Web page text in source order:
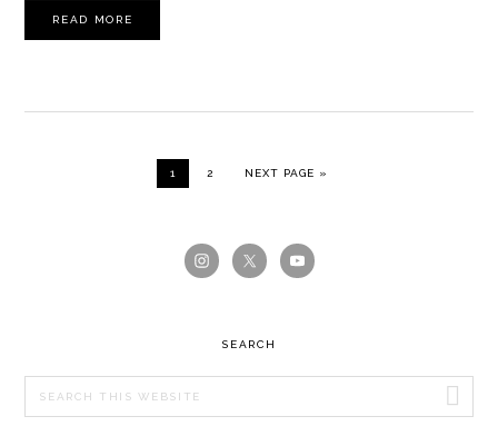
READ MORE
PAGE
1 PAGE
2 GO TO
NEXT PAGE »
SEARCH
Search
this